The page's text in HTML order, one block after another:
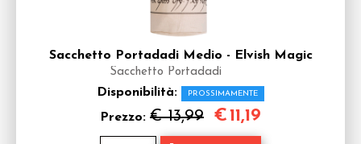
Sacchetto Portadadi Medio - Elvish Magic
Sacchetto Portadadi
Disponibilità: PROSSIMAMENTE
Prezzo: € 13,99 €11,19